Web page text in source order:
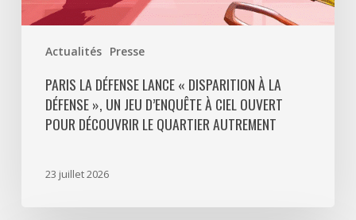
Actualités Presse
ciel
découvrir
quartier
PARIS LA DÉFENSE LANCE « DISPARITION À LA
DÉFENSE », UN JEU D’ENQUÊTE À CIEL OUVERT
POUR DÉCOUVRIR LE QUARTIER AUTREMENT
23 juillet 2026